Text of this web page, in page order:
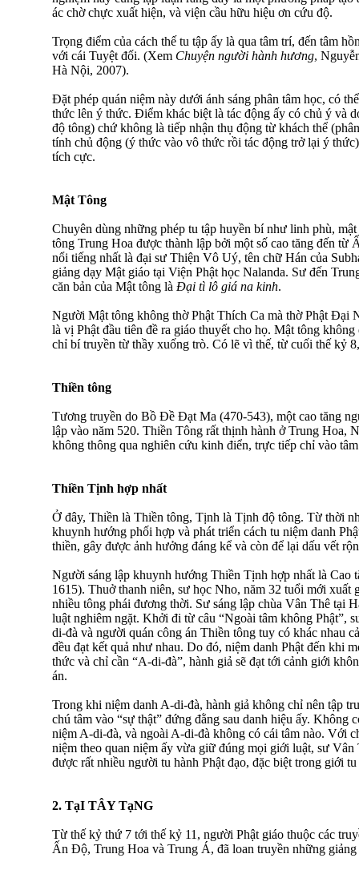
ác chờ chực xuất hiện, và viện cầu hữu hiệu ơn cứu độ.
Trọng điểm của cách thế tu tập ấy là qua tâm trí, đến tâm
với cái Tuyệt đối. (Xem Chuyện người hành hương,
Hà Nội, 2007).
Ðặt phép quán niệm này dưới ánh sáng phân tâm học, có
thức lên ý thức. Ðiểm khác biệt là tác động ấy có chủ ý và
độ tông) chứ không là tiếp nhận thụ động từ khách thể
tính chủ động (ý thức vào vô thức rồi tác động trở lại ý
tích cực.
Mật Tông
Chuyên dùng những phép tu tập huyền bí như linh phù,
tông Trung Hoa được thành lập bởi một số cao tăng đến
nổi tiếng nhất là đại sư Thiện Vô Uý, tên chữ Hán của
giảng dạy Mật giáo tại Viện Phật học Nalanda. Sư đến
căn bản của Mật tông là Ðại tì lô giá na kinh.
Người Mật tông không thờ Phật Thích Ca mà thờ Phật Ðại
là vị Phật đầu tiên đề ra giáo thuyết cho họ. Mật tông
chỉ bí truyền từ thầy xuống trò. Có lẽ vì thế, từ cuối thế kỷ
Thiền tông
Tương truyền do Bồ Ðề Ðạt Ma (470-543), một cao tăng
lập vào năm 520. Thiền Tông rất thịnh hành ở Trung Hoa,
không thông qua nghiên cứu kinh điển, trực tiếp chỉ vào
Thiền Tịnh hợp nhất
Ở đây, Thiền là Thiền tông, Tịnh là Tịnh độ tông. Từ thời
khuynh hướng phối hợp và phát triển cách tu niệm danh
thiền, gây được ảnh hưởng đáng kể và còn để lại dấu vết
Người sáng lập khuynh hướng Thiền Tịnh hợp nhất là Cao
1615). Thuở thanh niên, sư học Nho, năm 32 tuổi mới xuất
nhiều tông phái đương thời. Sư sáng lập chùa Vân Thê tại
luật nghiêm ngặt. Khởi đi từ câu “Ngoài tâm không Phật”,
di-đà và người quán công án Thiền tông tuy có khác nhau
đều đạt kết quả như nhau. Do đó, niệm danh Phật đến khi
thức và chỉ cần “A-di-đà”, hành giả sẽ đạt tới cảnh giới
án.
Trong khi niệm danh A-di-đà, hành giả không chỉ nên tập
chú tâm vào “sự thật” đứng đằng sau danh hiệu ấy. Không
niệm A-di-đà, và ngoài A-di-đà không có cái tâm nào. Với
niệm theo quan niệm ấy vừa giữ đúng mọi giới luật, sư
được rất nhiều người tu hành Phật đạo, đặc biệt trong giới
2. TạI TÂY TạNG
Từ thế kỷ thứ 7 tới thế kỷ 11, người Phật giáo thuộc các
Ấn Ðộ, Trung Hoa và Trung Á, đã loan truyền những giảng